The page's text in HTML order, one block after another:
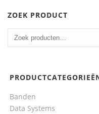
ZOEK PRODUCT
Banden
Data Systems